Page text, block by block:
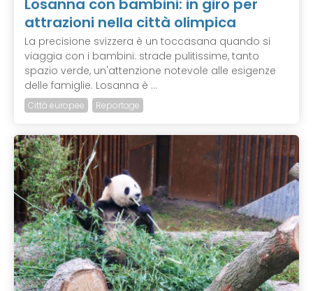
Losanna con bambini: in giro per
attrazioni nella città olimpica
La precisione svizzera è un toccasana quando si
viaggia con i bambini: strade pulitissime, tanto
spazio verde, un'attenzione notevole alle esigenze
delle famiglie. Losanna è ...
Città europee Reportage